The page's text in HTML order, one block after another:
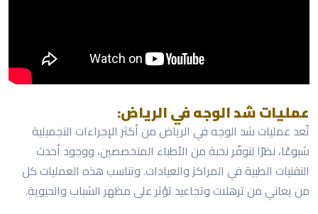
عمليات شد الوجه في الرياض:
تُعد عمليات شد الوجه في الرياض من أكثر الإجراءات التجميلية
شيوعًا، نظرًا لتوفّر نخبة من الأطباء المتخصصين، ووجود أحدث
التقنيات الطبية في المراكز والعيادات. وتناسب هذه العمليات كل
من يعاني من ترهلات وتجاعيد تؤثر على مظهر الشباب والحيوية.